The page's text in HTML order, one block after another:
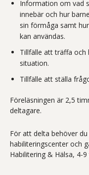
Information om vad
innebär och hur
sin förmåga samt
kan användas.
Tillfälle att träffa och
situation.
Tillfälle att ställa
Föreläsningen är 2,5
deltagare.
För att delta behöver
habiliteringscenter och
Habilitering & Hälsa, 4-